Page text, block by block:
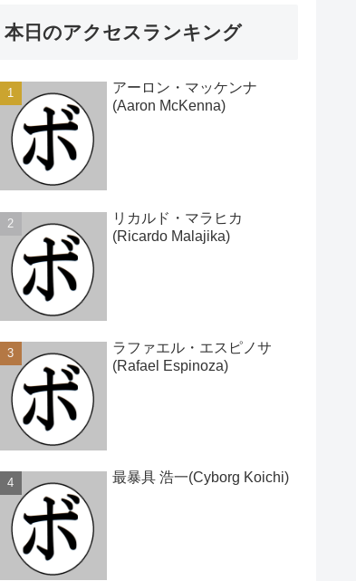
本日のアクセスランキング
アーロン・マッケンナ
(Aaron McKenna)
リカルド・マラヒカ
(Ricardo Malajika)
ラファエル・エスピノサ
(Rafael Espinoza)
最暴具 浩一(Cyborg Koichi)